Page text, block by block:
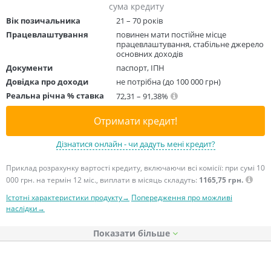
сума кредиту
Вік позичальника
21 – 70 років
Працевлаштування
повинен мати постійне місце
працевлаштування, стабільне джерело
основних доходів
Документи
паспорт, ІПН
Довідка про доходи
не потрібна (до 100 000 грн)
Реальна річна % ставка
72,31 – 91,38%
Отримати кредит!
Дізнатися онлайн - чи дадуть мені кредит?
Приклад розрахунку вартості кредиту, включаючи всі комісії: при сумі 10
000 грн. на термін 12 міс., виплати в місяць складуть: 1165,75 грн.
Істотні характеристики продукту→ Попередження про можливі
наслідки→
Показати